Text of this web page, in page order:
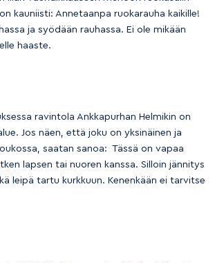
kauniisti: Annetaanpa ruokarauha kaikille!
ja syödään rauhassa. Ei ole mikään
haaste.
ravintola Ankkapurhan Helmikin on
Jos näen, että joku on yksinäinen ja
saatan sanoa: Tässä on vapaa
lapsen tai nuoren kanssa. Silloin jännitys
leipä tartu kurkkuun. Kenenkään ei tarvitse